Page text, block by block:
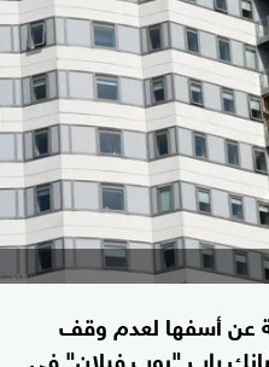
عن أسفها لعدم وقف
راب "بوب فيلان" في